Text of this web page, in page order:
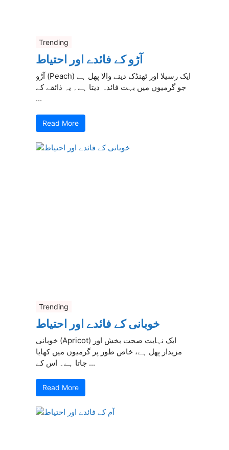
Trending
آڑو کے فائدے اور احتیاط
آڑو (Peach) ایک رسیلا اور ٹھنڈک دینے والا پھل ہے
جو گرمیوں میں بہت فائدہ دیتا ہے۔ یہ ذائقے کے
...
Read More
Trending
خوبانی کے فائدے اور احتیاط
خوبانی (Apricot) ایک نہایت صحت بخش اور
مزیدار پھل ہے، خاص طور پر گرمیوں میں کھایا
جاتا ہے۔ اس کے ...
Read More